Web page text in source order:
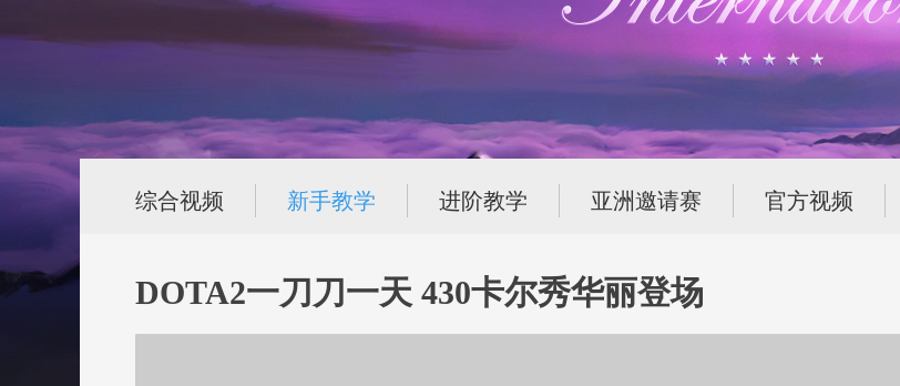
综合视频 新手教学 进阶教学 亚洲邀请赛 官方视频
DOTA2一刀刀一天 430卡尔秀华丽登场